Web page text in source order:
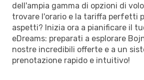
dell'ampia gamma di opzioni di
trovare l'orario e la tariffa perfetti
aspetti? Inizia ora a pianificare il
eDreams: preparati a esplorare
nostre incredibili offerte e a un
prenotazione rapido e intuitivo!